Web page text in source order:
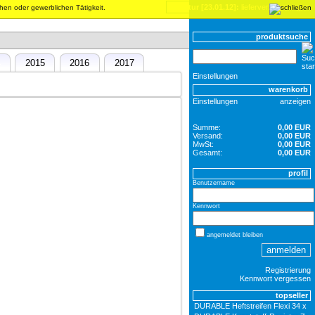
oder gewerblichen Tätigkeit. inventur [23.01.12]: lieferverzögerungen
2015 2016 2017
produktsuche
Einstellungen
warenkorb
anzeigen
Einstellungen
0,00 EUR
0,00 EUR
0,00 EUR
0,00 EUR
Summe:
Versand:
MwSt:
Gesamt:
profil
Benutzername
Kennwort
angemeldet bleiben
Registrierung
Kennwort vergessen
topseller
DURABLE Heftstreifen Flexi 34 x